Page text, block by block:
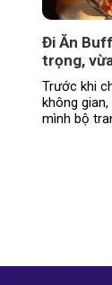
Đi Ăn
trọng,
Trước khi
không
mình bộ